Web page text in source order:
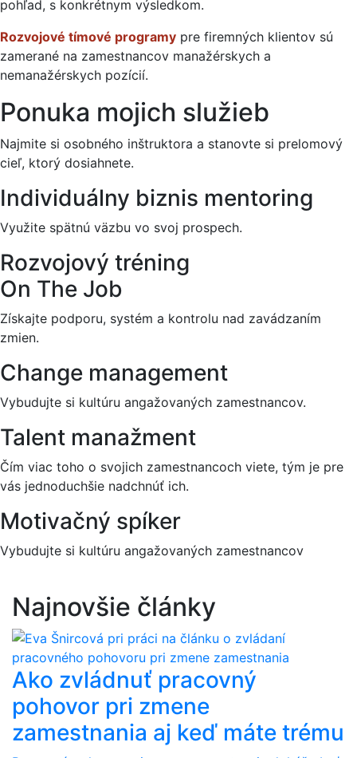
pohľad, s konkrétnym výsledkom.
Rozvojové tímové programy pre firemných klientov sú
zamerané na zamestnancov manažérskych a
nemanažérskych pozícií.
Ponuka mojich služieb
Najmite si osobného inštruktora a stanovte si prelomový
cieľ, ktorý dosiahnete.
Individuálny biznis mentoring
Využite spätnú väzbu vo svoj prospech.
Rozvojový tréning
On The Job
Získajte podporu, systém a kontrolu nad zavádzaním
zmien.
Change management
Vybudujte si kultúru angažovaných zamestnancov.
Talent manažment
Čím viac toho o svojich zamestnancoch viete, tým je pre
vás jednoduchšie nadchnúť ich.
Motivačný spíker
Vybudujte si kultúru angažovaných zamestnancov
Najnovšie články
Ako zvládnuť pracovný
pohovor pri zmene
zamestnania aj keď máte trému